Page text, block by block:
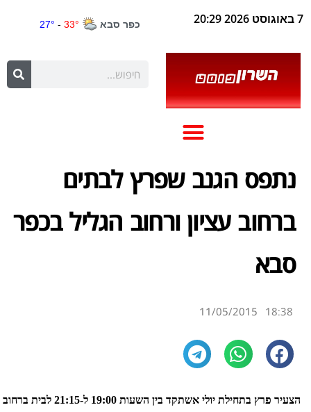
7 באוגוסט 2026 20:29
נתפס הגנב שפרץ לבתים
ברחוב עציון ורחוב הגליל בכפר
סבא
18:38
11/05/2015
הצעיר פרץ בתחילת יולי אשתקד בין השעות 19:00 ל-21:15 לבית ברחוב